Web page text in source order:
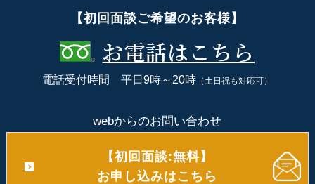
【初回面談ご希望のお客様】
お電話はこちら
電話受付時間 平日9時～20時 （土日祝も対応可）
webからのお問い合わせ
【初回面談:無料】
お申し込みはこちら